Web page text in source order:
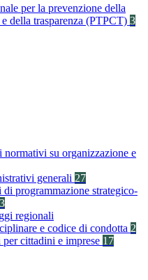
per la prevenzione della
della trasparenza (PTPCT) 3
normativi su organizzazione e
generali 27
programmazione strategico-
3
regionali
e codice di condotta 2
cittadini e imprese 17